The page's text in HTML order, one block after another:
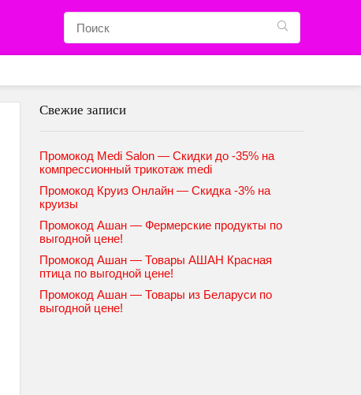
Свежие записи
Промокод Medi Salon — Скидки до -35% на
компрессионный трикотаж medi
Промокод Круиз Онлайн — Скидка -3% на
круизы
Промокод Ашан — Фермерские продукты по
выгодной цене!
Промокод Ашан — Товары АШАН Красная
птица по выгодной цене!
Промокод Ашан — Товары из Беларуси по
выгодной цене!